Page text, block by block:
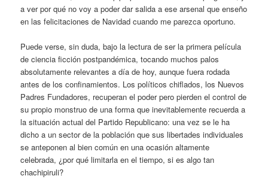
a ver por qué no voy a poder dar salida a ese arsenal que enseño
en las felicitaciones de Navidad cuando me parezca oportuno.
Puede verse, sin duda, bajo la lectura de ser la primera película
de ciencia ficción postpandémica, tocando muchos palos
absolutamente relevantes a día de hoy, aunque fuera rodada
antes de los confinamientos. Los políticos chiflados, los Nuevos
Padres Fundadores, recuperan el poder pero pierden el control de
su propio monstruo de una forma que inevitablemente recuerda a
la situación actual del Partido Republicano: una vez se le ha
dicho a un sector de la población que sus libertades individuales
se anteponen al bien común en una ocasión altamente
celebrada, ¿por qué limitarla en el tiempo, si es algo tan
chachipiruli?